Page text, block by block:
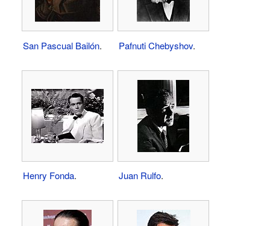
San Pascual Bailón. Pafnuti Chebyshov.
Henry Fonda. Juan Rulfo.